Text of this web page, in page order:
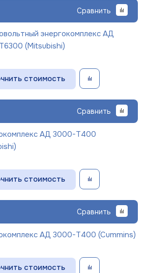
Сравнить
энергокомплекс АД
(Mitsubishi)
стоимость
Сравнить
АД 3000-Т400
стоимость
Сравнить
АД 3000-Т400 (Cummins)
стоимость